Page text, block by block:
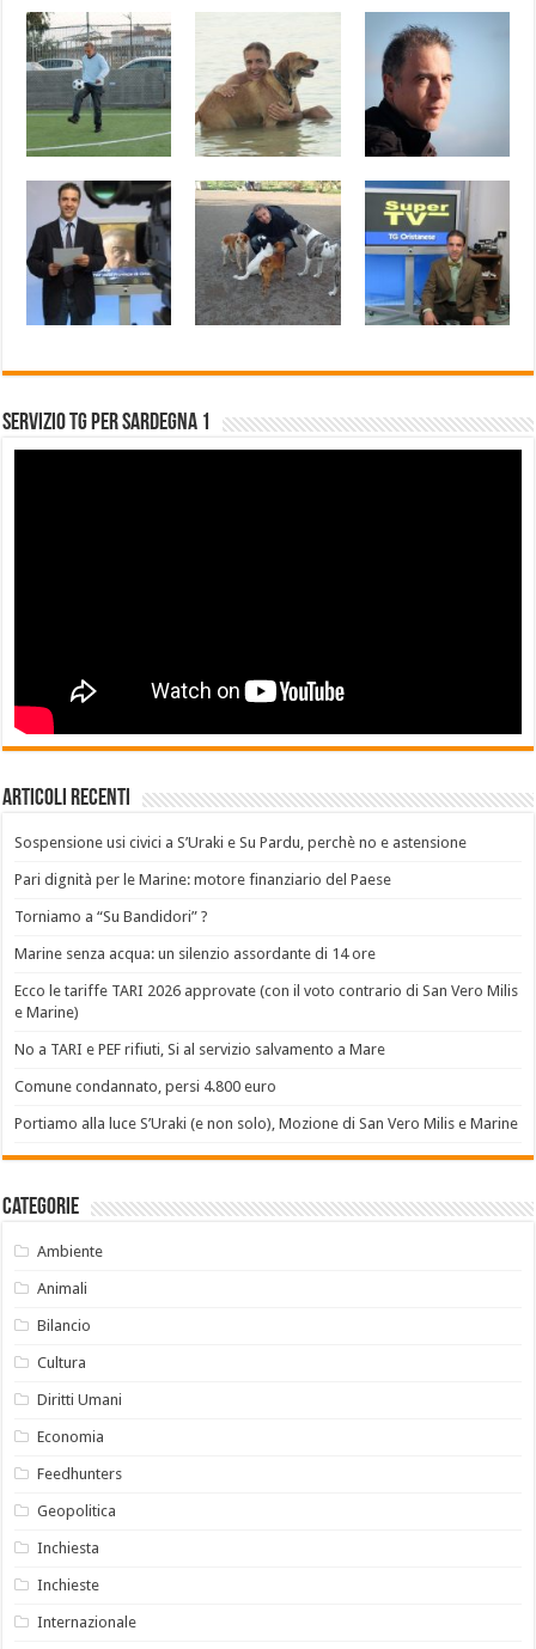
Servizio Tg per Sardegna 1
Articoli recenti
Sospensione usi civici a S’Uraki e Su Pardu, perchè no e astensione
Pari dignità per le Marine: motore finanziario del Paese
Torniamo a “Su Bandidori” ?
Marine senza acqua: un silenzio assordante di 14 ore
Ecco le tariffe TARI 2026 approvate (con il voto contrario di San Vero Milis
e Marine)
No a TARI e PEF rifiuti, Si al servizio salvamento a Mare
Comune condannato, persi 4.800 euro
Portiamo alla luce S’Uraki (e non solo), Mozione di San Vero Milis e Marine
Categorie
Ambiente
Animali
Bilancio
Cultura
Diritti Umani
Economia
Feedhunters
Geopolitica
Inchiesta
Inchieste
Internazionale